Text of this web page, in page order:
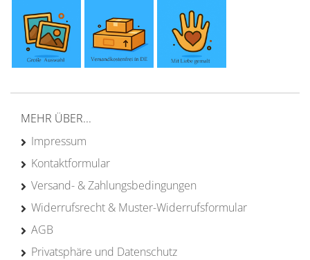
MEHR ÜBER...
Impressum
Kontaktformular
Versand- & Zahlungsbedingungen
Widerrufsrecht & Muster-Widerrufsformular
AGB
Privatsphäre und Datenschutz